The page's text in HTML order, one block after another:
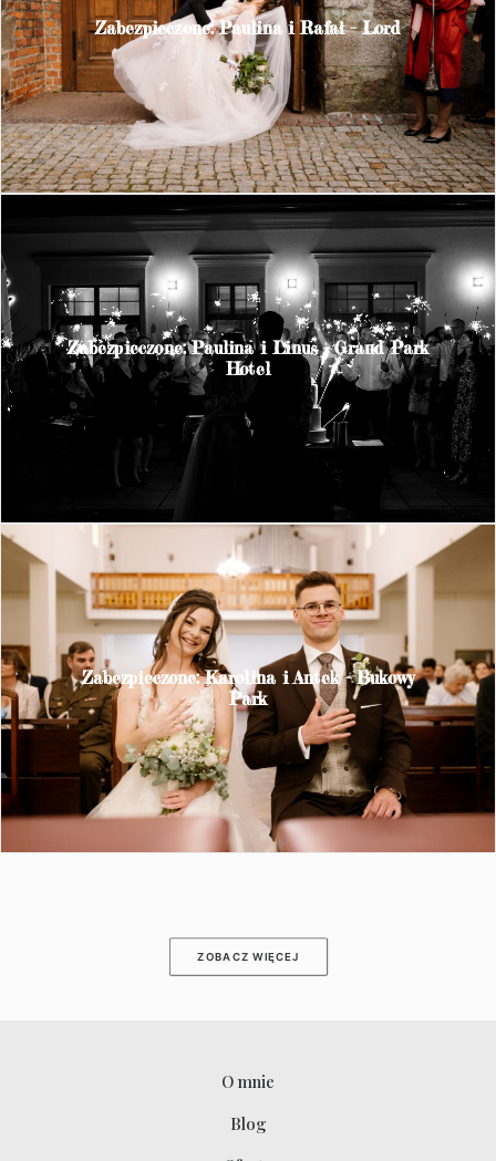
Zabezpieczone: Paulina i Rafał – Lord
Zabezpieczone: Paulina i Linus – Grand Park
Hotel
Zabezpieczone: Karolina i Antek – Bukowy
Park
ZOBACZ WIĘCEJ
O mnie
Blog